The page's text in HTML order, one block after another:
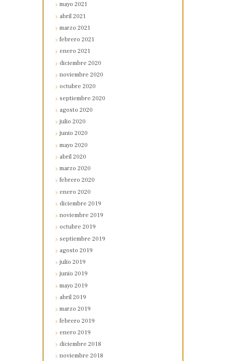
mayo2021
abril2021
marzo2021
febrero2021
enero2021
diciembre2020
noviembre2020
octubre2020
septiembre2020
agosto2020
julio2020
junio2020
mayo2020
abril2020
marzo2020
febrero2020
enero2020
diciembre2019
noviembre2019
octubre2019
septiembre2019
agosto2019
julio2019
junio2019
mayo2019
abril2019
marzo2019
febrero2019
enero2019
diciembre2018
noviembre2018